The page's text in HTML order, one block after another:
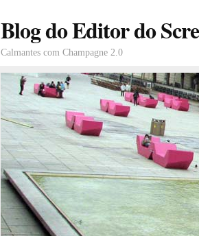
Blog do Editor do
Calmantes com Champagne 2.0